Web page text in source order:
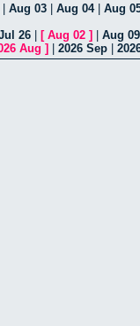
Aug 03 Aug 04| Aug
26 [ Aug 02 ]
Aug 09
Aug ] 2026 Sep